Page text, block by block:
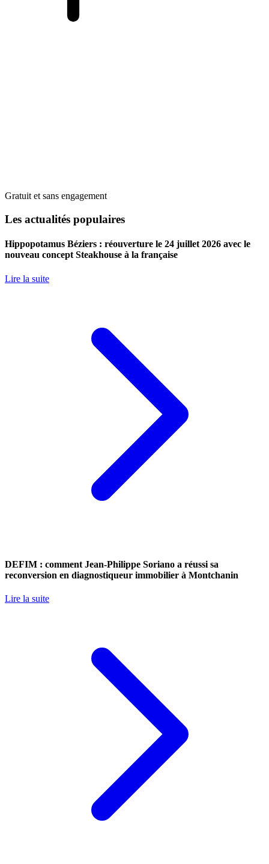
Gratuit et sans engagement
Les actualités populaires
Hippopotamus Béziers : réouverture le 24 juillet 2026 avec le
nouveau concept Steakhouse à la française
Lire la suite
DEFIM : comment Jean-Philippe Soriano a réussi sa
reconversion en diagnostiqueur immobilier à Montchanin
Lire la suite